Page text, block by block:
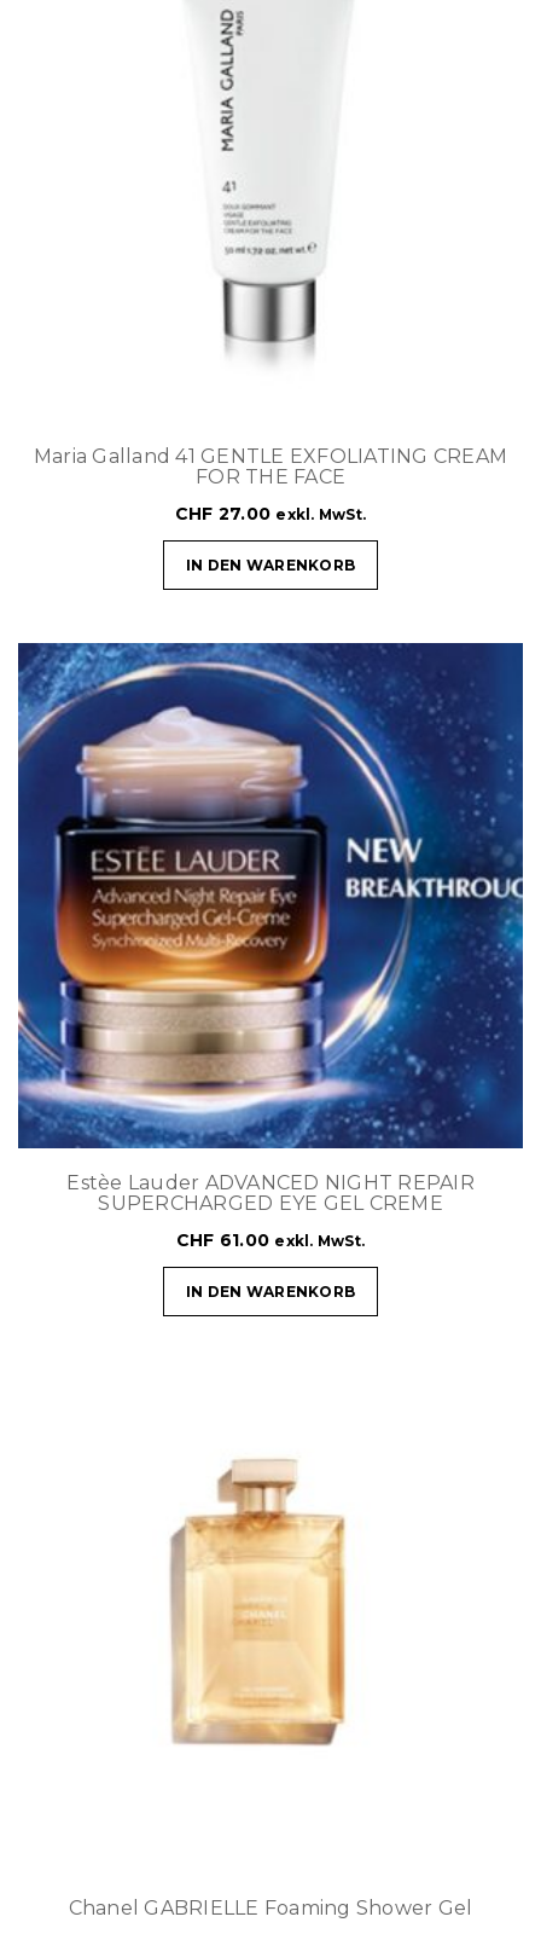
Maria Galland 41 GENTLE EXFOLIATING CREAM
FOR THE FACE
CHF 27.00 exkl. MwSt.
IN DEN WARENKORB
Estèe Lauder ADVANCED NIGHT REPAIR
SUPERCHARGED EYE GEL CREME
CHF 61.00 exkl. MwSt.
IN DEN WARENKORB
Chanel GABRIELLE Foaming Shower Gel